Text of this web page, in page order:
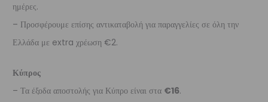
ημέρες.
– Προσφέρουμε επίσης αντικαταβολή για παραγγελίες σε όλη την
Ελλάδα με extra χρέωση €2.
Κύπρος
– Τα έξοδα αποστολής για Κύπρο είναι στα €16.